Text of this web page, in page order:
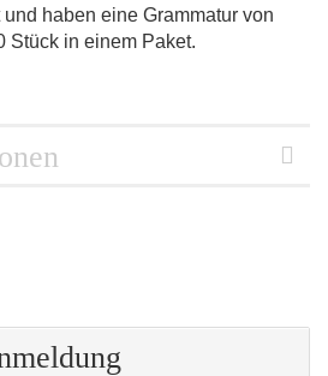
haben eine Grammatur von
Stück in einem Paket.